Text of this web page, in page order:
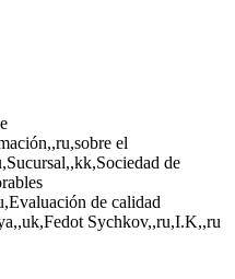
el
de
de calidad
Sychkov,,ru,I.K,,ru